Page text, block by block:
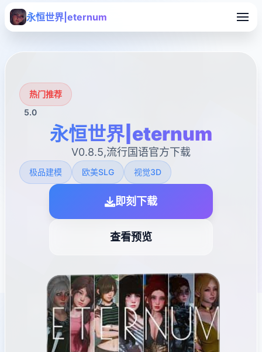
永恒世界|eternum
热门推荐
5.0
永恒世界|eternum
V0.8.5,流行国语官方下载
极品建模 欧美SLG 视觉3D
即刻下载
查看预览